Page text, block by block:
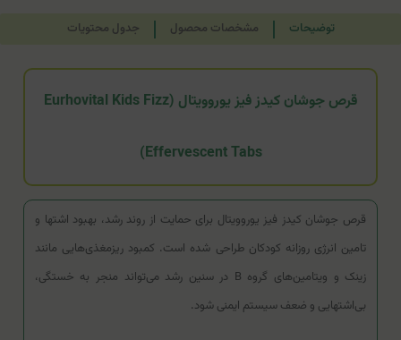
توضیحات مشخصات محصول جدول محتویات
قرص جوشان کیدز فیز یوروویتال (Eurhovital Kids Fizz
Effervescent Tabs)
قرص جوشان کیدز فیز یوروویتال برای حمایت از روند رشد، بهبود اشتها و
تامین انرژی روزانه کودکان طراحی شده است. کمبود ریزمغذی‌هایی مانند
زینک و ویتامین‌های گروه B در سنین رشد می‌تواند منجر به خستگی،
بی‌اشتهایی و ضعف سیستم ایمنی شود.